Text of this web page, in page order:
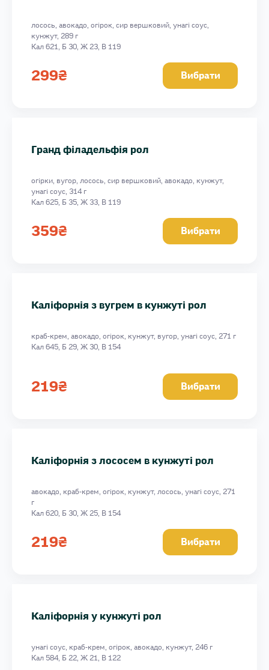
лосось, авокадо, огірок, сир вершковий, унагі соус,
кунжут, 289 г
Кал 621, Б 30, Ж 23, В 119
299₴ Вибрати
Гранд філадельфія рол
огірки, вугор, лосось, сир вершковий, авокадо, кунжут,
унагі соус, 314 г
Кал 625, Б 35, Ж 33, В 119
359₴ Вибрати
Каліфорнія з вугрем в кунжуті рол
краб-крем, авокадо, огірок, кунжут, вугор, унагі соус, 271 г
Кал 645, Б 29, Ж 30, В 154
219₴ Вибрати
Каліфорнія з лососем в кунжуті рол
авокадо, краб-крем, огірок, кунжут, лосось, унагі соус, 271
г
Кал 620, Б 30, Ж 25, В 154
219₴ Вибрати
Каліфорнія у кунжуті рол
унагі соус, краб-крем, огірок, авокадо, кунжут, 246 г
Кал 584, Б 22, Ж 21, В 122